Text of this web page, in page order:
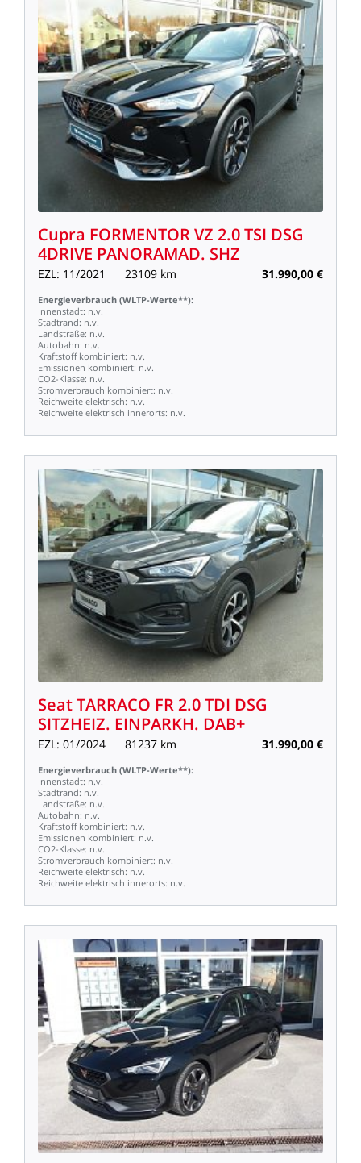
Cupra FORMENTORVZ 2.0TSI DSG
4DRIVE PANORAMAD. SHZ
EZL: 11/2021 23109 km 31.990,00 €
Energieverbrauch (WLTP-Werte**):
Innenstadt: n.v.
Stadtrand: n.v.
Landstraße: n.v.
Autobahn: n.v.
Kraftstoff kombiniert: n.v.
Emissionen kombiniert: n.v.
CO2-Klasse: n.v.
Stromverbrauch kombiniert: n.v.
Reichweite elektrisch: n.v.
Reichweite elektrisch innerorts: n.v.
SeatTARRACO FR2.0TDI DSG
SITZHEIZ. EINPARKH. DAB+
EZL: 01/2024 81237 km 31.990,00 €
Energieverbrauch (WLTP-Werte**):
Innenstadt: n.v.
Stadtrand: n.v.
Landstraße: n.v.
Autobahn: n.v.
Kraftstoff kombiniert: n.v.
Emissionen kombiniert: n.v.
CO2-Klasse: n.v.
Stromverbrauch kombiniert: n.v.
Reichweite elektrisch: n.v.
Reichweite elektrisch innerorts: n.v.